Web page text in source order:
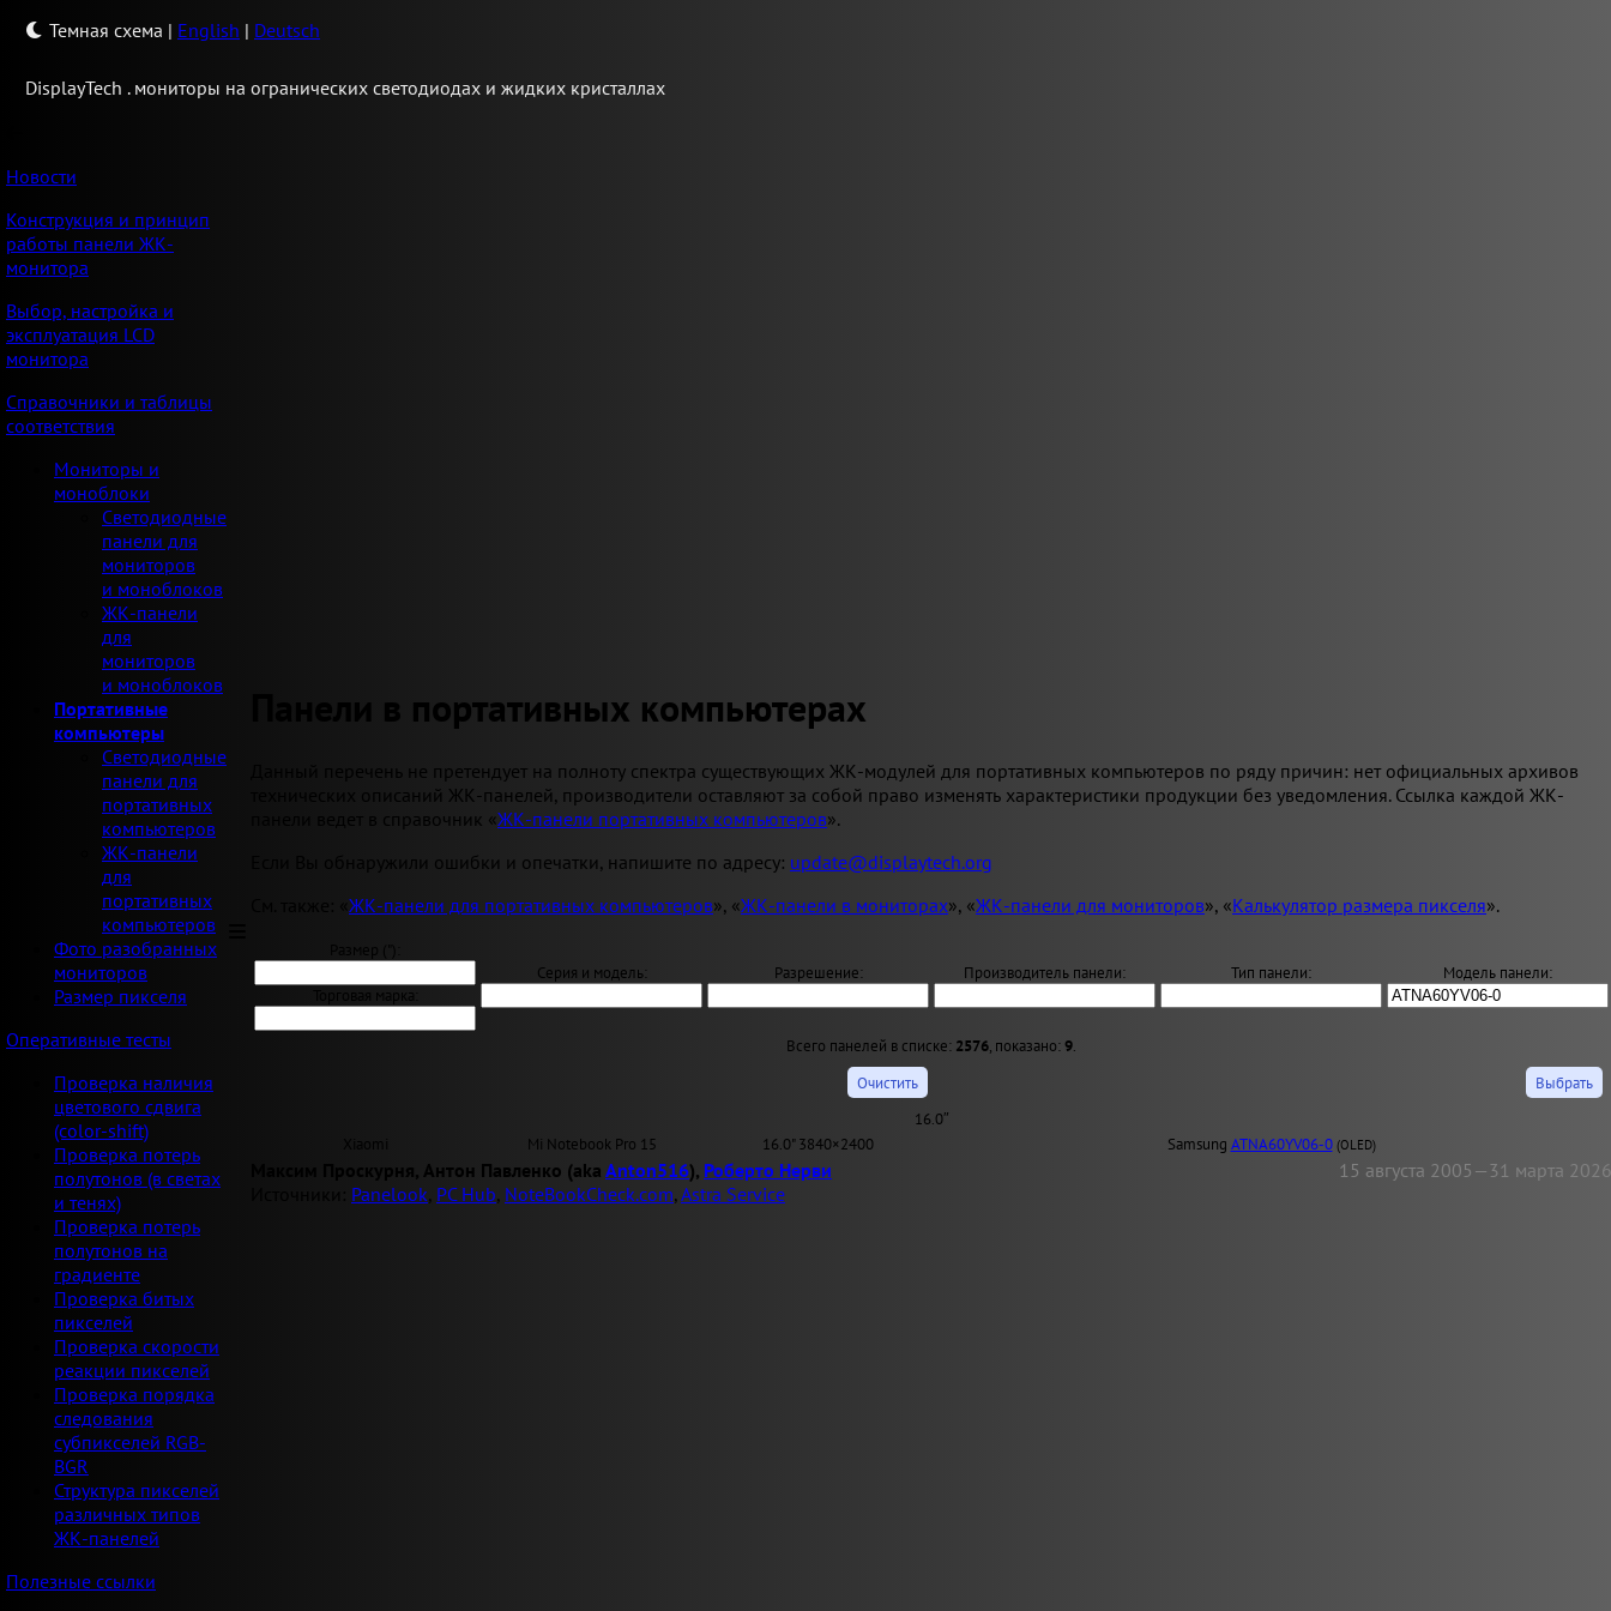
Темная схема | English | Deutsch
DisplayTech . мониторы на огранических светодиодах и жидких кристаллах
Новости
Конструкция и принцип
работы панели ЖК-
монитора
Выбор, настройка и
эксплуатация LCD
монитора
Справочники и таблицы
соответствия
Мониторы и
моноблоки
Светодиодные
панели для
мониторов
и моноблоков
ЖК-панели
для
мониторов
и моноблоков
Портативные
компьютеры
Светодиодные
панели для
портативных
компьютеров
ЖК-панели
для
портативных
компьютеров
Фото разобранных
мониторов
Размер пикселя
Оперативные тесты
Проверка наличия
цветового сдвига
(color-shift)
Проверка потерь
полутонов (в светах
и тенях)
Проверка потерь
полутонов на
градиенте
Проверка битых
пикселей
Проверка скорости
реакции пикселей
Проверка порядка
следования
субпикселей RGB-
BGR
Структура пикселей
различных типов
ЖК-панелей
Полезные ссылки
Панели в портативных компьютерах
Данный перечень не претендует на полноту спектра существующих ЖК-модулей для портативных компьютеров по ряду причин: нет официальных архивов
технических описаний ЖК-панелей, производители оставляют за собой право изменять характеристики продукции без уведомления. Ссылка каждой ЖК-
панели ведет в справочник «ЖК-панели портативных компьютеров».
Если Вы обнаружили ошибки и опечатки, напишите по адресу: update@displaytech.org
ЖК-панели для портативных компьютеров», «ЖК-панели в мониторах», «ЖК-панели для мониторов», «Калькулятор размера пикселя».
Торговая марка:
Серия и модель: Разрешение: Производитель панели: Тип панели: Модель панели:
Всего панелей в списке: 2576, показано: 9.
16.0″
Mi Notebook Pro 15 16.0" 3840×2400 Samsung ATNA60YV06-0 (OLED)
15 августа 2005—31 марта 2026
Максим Проскурня, Антон Павленко (aka Anton516), Роберто Нерви
Panelook, PC Hub, NoteBookCheck.com, Astra Service